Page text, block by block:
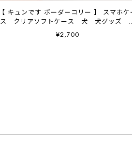
【 キュンです ボーダーコリー 】 スマホケ
ス クリアソフトケース 犬 犬グッズ
レゼント アンドロイド対応
¥2,700